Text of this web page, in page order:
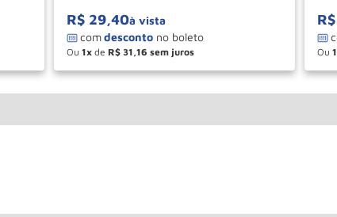
R$ 29,40à vista
Ou 1 de R$ 31 16
＋
－ COMPRAR
R$
Ou 1
－